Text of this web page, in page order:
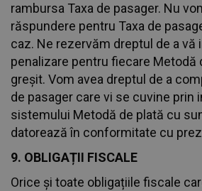
rambursa Taxa de pasager. Nu
răspundere pentru Taxa de
caz. Ne rezervăm dreptul de a vă
penalizare pentru fiecare Metodă
greșit. Vom avea dreptul de a
de pasager care vi se cuvine prin
sistemului Metodă de plată cu
datorează în conformitate cu
9. OBLIGAȚII FISCALE
Orice și toate obligațiile fiscale